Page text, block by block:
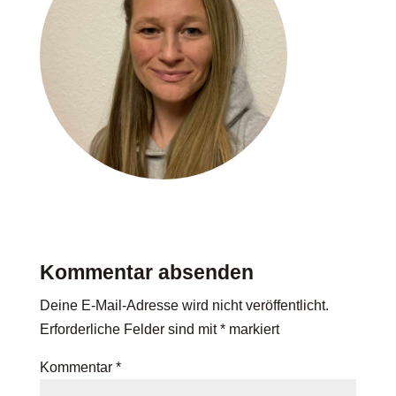
Kommentar absenden
Deine E-Mail-Adresse wird nicht veröffentlicht.
Erforderliche Felder sind mit*markiert
Kommentar *